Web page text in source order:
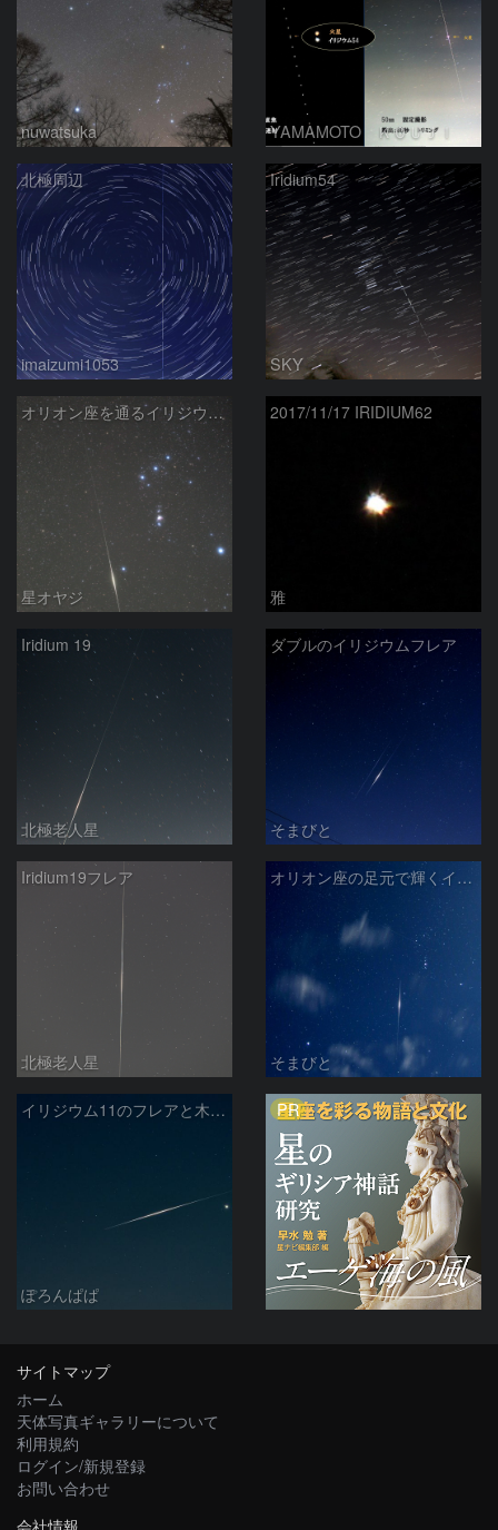
nuwatsuka YAMAMOTO ＫＯＵＪＩ
北極周辺
imaizumi1053
Iridium54
SKY
オリオン座を通るイリジウムフレア
星オヤジ
2017/11/17 IRIDIUM62
雅
Iridium 19
北極老人星
ダブルのイリジウムフレア
そまびと
Iridium19フレア
北極老人星
オリオン座の足元で輝くイリジウムフレア
そまびと
イリジウム11のフレアと木星・スピカ
ぽろんぱぱ
PR
サイトマップ
ホーム
天体写真ギャラリーについて
利用規約
ログイン/新規登録
お問い合わせ
会社情報